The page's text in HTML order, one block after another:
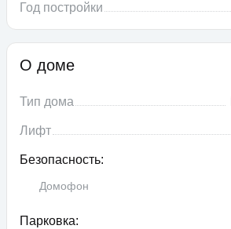
Год постройки
О доме
Тип дома
Лифт
Безопасность:
Домофон
Парковка: